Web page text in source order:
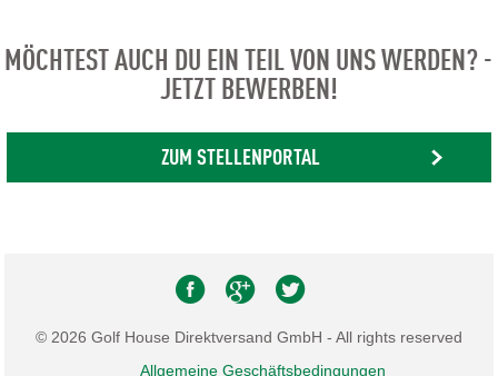
MÖCHTEST AUCH DU EIN TEIL VON UNS WERDEN? -
JETZT BEWERBEN!
ZUM STELLENPORTAL
© 2026 Golf House Direktversand GmbH - All rights reserved
Allgemeine Geschäftsbedingungen